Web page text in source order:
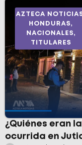
AZTECA
HONDURAS,
NACIONALES,
TITULARES
¿Quiénes eran
ocurrida en